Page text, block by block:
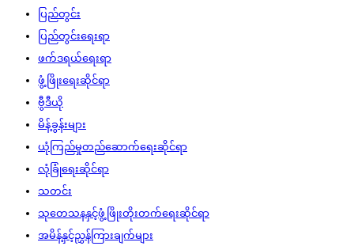
ပြည်တွင်း
ပြည်တွင်းရေးရာ
ဖက်ဒရယ်ရေးရာ
ဖွံ့ဖြိုးရေးဆိုင်ရာ
ဗွီဒီယို
မိန့်ခွန်းများ
ယုံကြည်မှုတည်ဆောက်ရေးဆိုင်ရာ
လုံခြုံရေးဆိုင်ရာ
သတင်း
သုတေသနနှင့်ဖွံ့ဖြိုးတိုးတက်ရေးဆိုင်ရာ
အမိန့်နှင့်ညွှန်ကြားချက်များ